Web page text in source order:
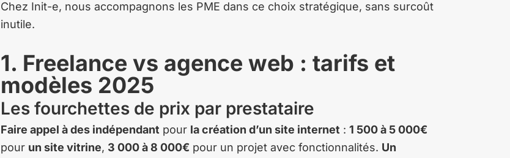
Chez Init-e, nous accompagnons les PME dans ce choix stratégique, sans surcoût
inutile.
1. Freelance vs agence web : tarifs et
modèles 2025
Les fourchettes de prix par prestataire
Faire appel à des indépendant pour la création d’un site internet : 1 500 à 5 000€
pour un site vitrine, 3 000 à 8 000€ pour un projet avec fonctionnalités. Un